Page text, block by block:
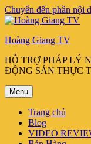
Chuyển đến phần nội
Hoàng Giang TV
HỖ TRỢ PHÁP LÝ
ĐỘNG SẢN THỰC
Menu
Trang chủ
Blog
VIDEO